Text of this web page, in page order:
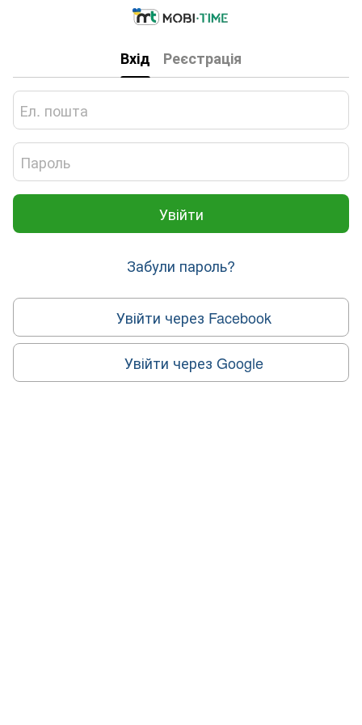
Вхід Реєстрація
Увійти
Забули пароль?
Увійти через Facebook
Увійти через Google